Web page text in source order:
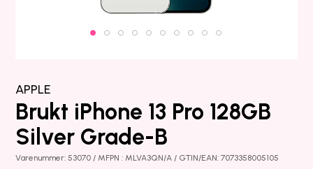
APPLE
Brukt iPhone 13 Pro 128GB
Silver Grade-B
Varenummer: 53070 / MFPN : MLVA3QN/A / GTIN/EAN: 7073358005105